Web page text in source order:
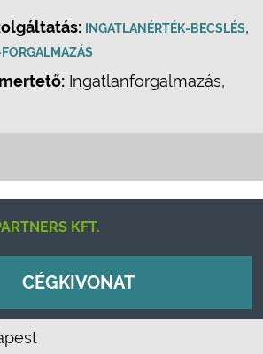
INGATLANÉRTÉK-BECSLÉS,
Ingatlanforgalmazás,
KFT.
CÉGKIVONAT